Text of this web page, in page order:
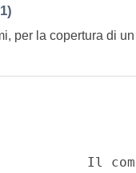
per la copertura di